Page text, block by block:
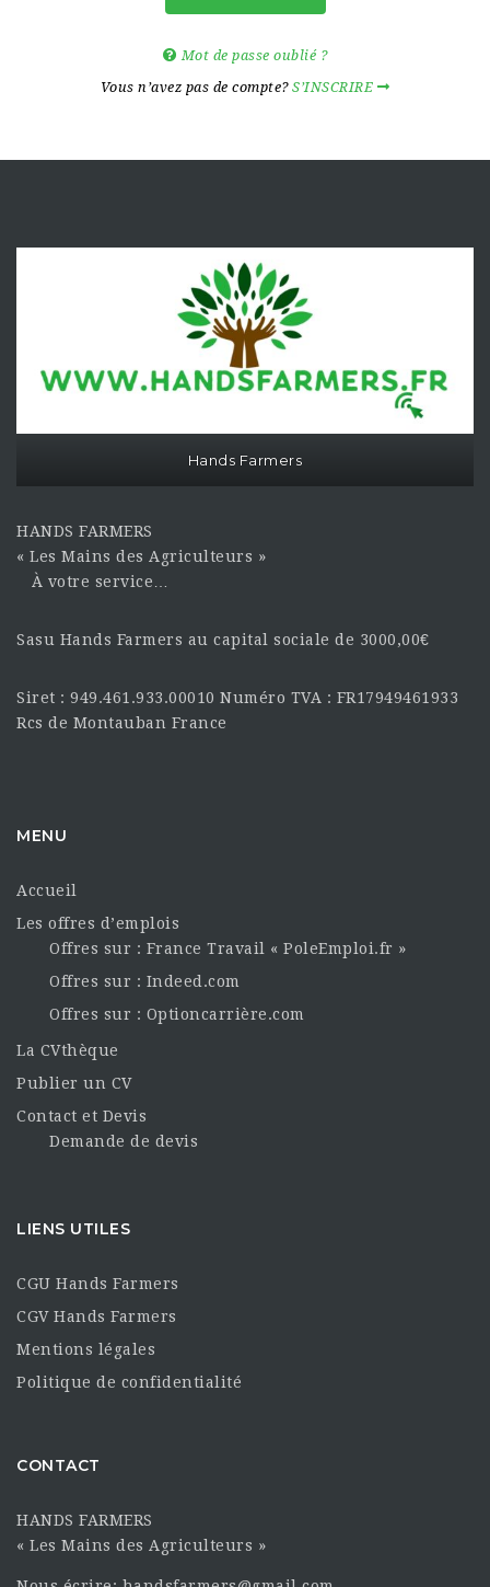
Mot de passe oublié ?
Vous n’avez pas de compte?S’INSCRIRE
Hands Farmers
HANDS FARMERS
« Les Mains des Agriculteurs »
À votre service…
Sasu Hands Farmers au capital sociale de 3000,00€
Siret : 949.461.933.00010 Numéro TVA : FR17949461933
Rcs de Montauban France
MENU
Accueil
Les offres d’emplois
Offres sur : France Travail « PoleEmploi.fr »
Offres sur : Indeed.com
Offres sur : Optioncarrière.com
La CVthèque
Publier un CV
Contact et Devis
Demande de devis
LIENS UTILES
CGU Hands Farmers
CGV Hands Farmers
Mentions légales
Politique de confidentialité
CONTACT
HANDS FARMERS
« Les Mains des Agriculteurs »